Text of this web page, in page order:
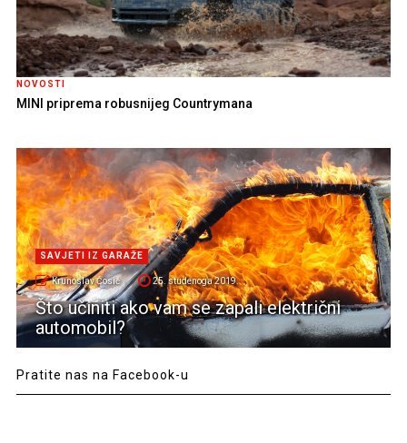
NOVOSTI
MINI priprema robusnijeg Countrymana
SAVJETI IZ GARAŽE
Krunoslav Ćosić 25. studenoga 2019.
Što učiniti ako vam se zapali električni
automobil?
Pratite nas na Facebook-u